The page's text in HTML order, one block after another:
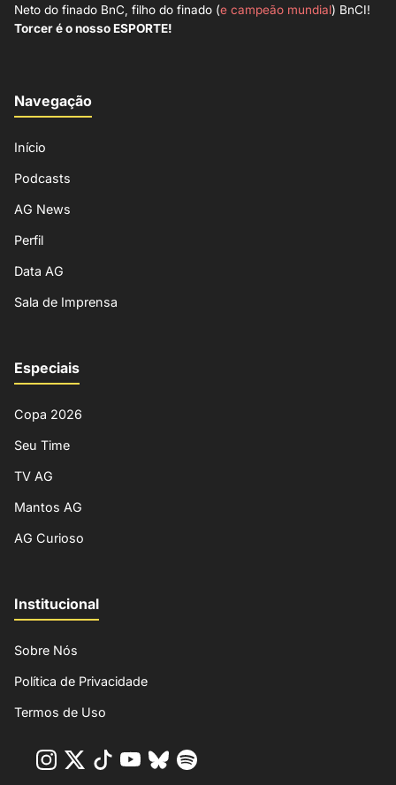
Neto do finado BnC, filho do finado (e campeão mundial) BnCI!
Torcer é o nosso ESPORTE!
Navegação
Início
Podcasts
AG News
Perfil
Data AG
Sala de Imprensa
Especiais
Copa 2026
Seu Time
TV AG
Mantos AG
AG Curioso
Institucional
Sobre Nós
Política de Privacidade
Termos de Uso